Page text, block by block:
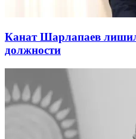
Канат Шарлапаев
должности